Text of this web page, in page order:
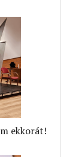
ekkorát!